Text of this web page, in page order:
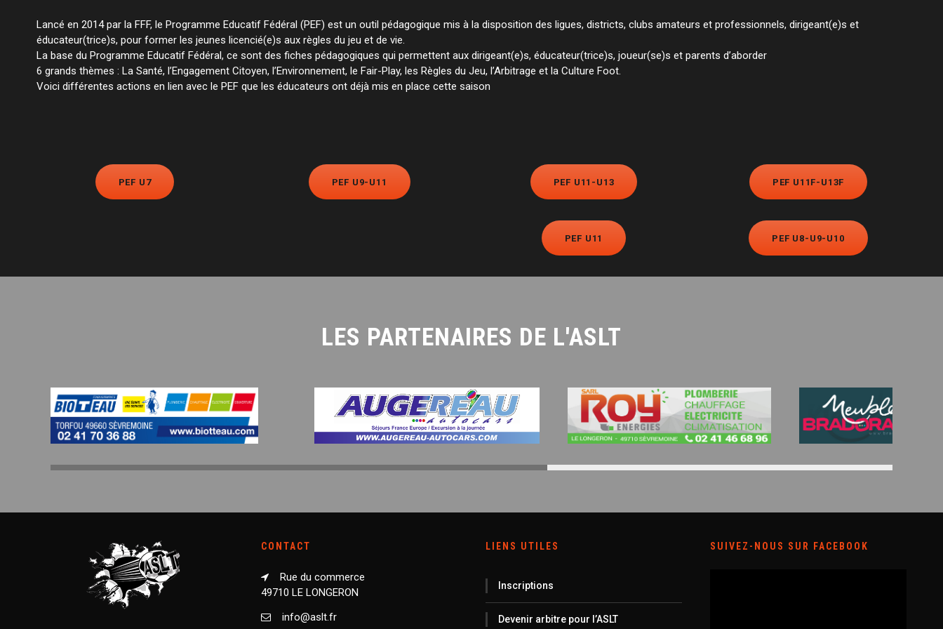
Lancé en 2014 par la FFF, le Programme Educatif Fédéral (PEF) est un outil pédagogique mis à la disposition des ligues, districts, clubs amateurs et professionnels, dirigeant(e)s et
éducateur(trice)s, pour former les jeunes licencié(e)s aux règles du jeu et de vie.
La base du Programme Educatif Fédéral, ce sont des fiches pédagogiques qui permettent aux dirigeant(e)s, éducateur(trice)s, joueur(se)s et parents d’aborder
6 grands thèmes : La Santé, l’Engagement Citoyen, l’Environnement, le Fair-Play, les Règles du Jeu, l’Arbitrage et la Culture Foot.
Voici différentes actions en lien avec le PEF que les éducateurs ont déjà mis en place cette saison
PEF U7 PEF U9-U11 PEF U11-U13
PEF U11
PEF U11F-U13F
PEF U8-U9-U10
LES PARTENAIRES DE L'ASLT
CONTACT
Rue du commerce
49710 LE LONGERON
info@aslt.fr
LIENS UTILES
Inscriptions
Devenir arbitre pour l’ASLT
SUIVEZ-NOUS SUR FACEBOOK